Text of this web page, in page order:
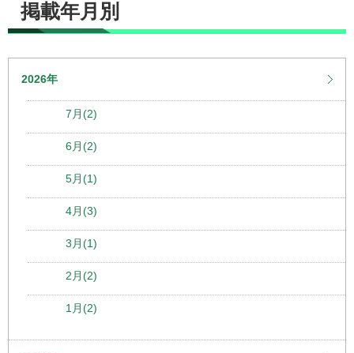
掲載年月別
2026年
7月(2)
6月(2)
5月(1)
4月(3)
3月(1)
2月(2)
1月(2)